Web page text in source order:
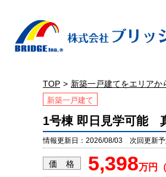
TOP 新築一戸建てをエリアか
新築一戸建て
1号棟 即日見学可能
情報更新日：2026/08/03 次回更新
価 格 5,398万円